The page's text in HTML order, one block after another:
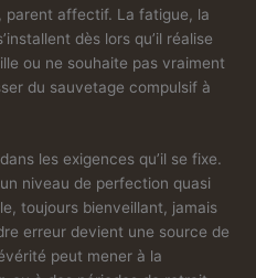
parent affectif. La fatigue, la
dès lors qu’il réalise
ou ne souhaite pas vraiment
du sauvetage compulsif à
les exigences qu’il se fixe.
niveau de perfection quasi
toujours bienveillant, jamais
erreur devient une source de
peut mener à la